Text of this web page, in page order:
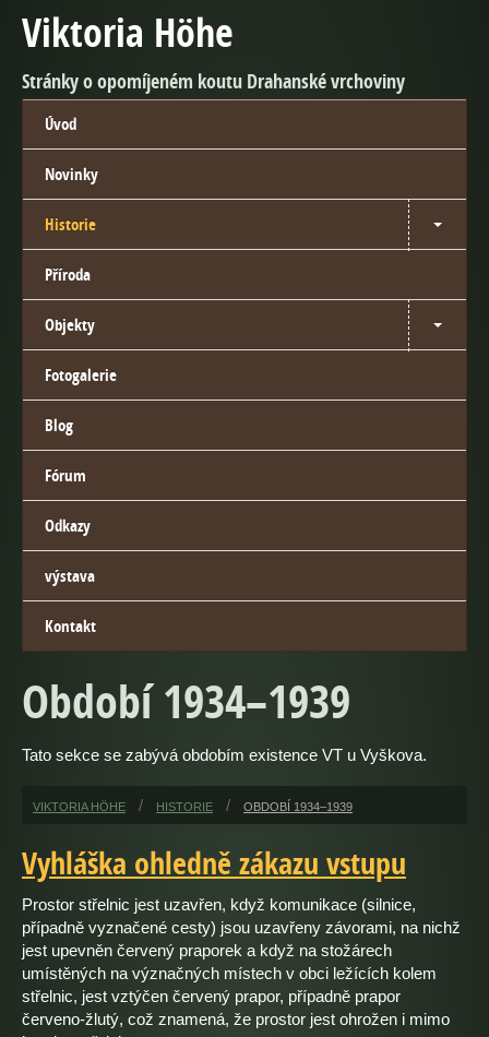
Viktoria Höhe
Stránky o opomíjeném koutu Drahanské vrchoviny
Úvod
Novinky
Historie
Příroda
Objekty
Fotogalerie
Blog
Fórum
Odkazy
výstava
Kontakt
Období 1934–1939
Tato sekce se zabývá obdobím existence VT u Vyškova.
VIKTORIA HÖHE HISTORIE OBDOBÍ 1934–1939
Vyhláška ohledně zákazu vstupu
Prostor střelnic jest uzavřen, když komunikace (silnice,
případně vyznačené cesty) jsou uzavřeny závorami, na nichž
jest upevněn červený praporek a když na stožárech
umístěných na význačných místech v obci ležících kolem
střelnic, jest vztýčen červený prapor, případně prapor
červeno-žlutý, což znamená, že prostor jest ohrožen i mimo